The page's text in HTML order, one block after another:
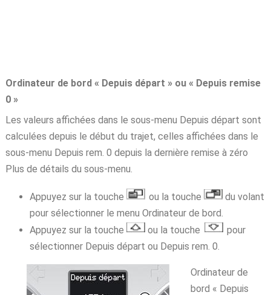
Ordinateur de bord « Depuis départ » ou « Depuis remise
0 »
Les valeurs affichées dans le sous-menu Depuis départ sont
calculées depuis le début du trajet, celles affichées dans le
sous-menu Depuis rem. 0 depuis la dernière remise à zéro
Plus de détails du sous-menu.
Appuyez sur la touche ou la touche
du volant
pour sélectionner le menu Ordinateur de bord.
Appuyez sur la touche
ou la touche
pour
sélectionner Depuis départ ou Depuis rem. 0.
Ordinateur de
bord « Depuis